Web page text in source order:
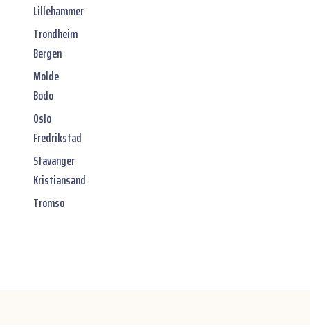
Lillehammer
Trondheim
Bergen
Molde
Bodo
Oslo
Fredrikstad
Stavanger
Kristiansand
Tromso